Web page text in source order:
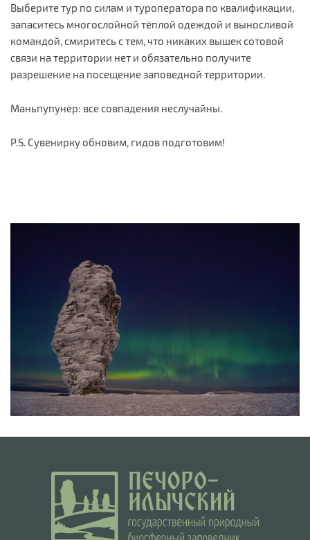
Выберите тур по силам и туроператора по квалификации,
запаситесь многослойной тёплой одеждой и выносливой
командой, смиритесь с тем, что никаких вышек сотовой
связи на территории нет и обязательно получите
разрешение на посещение заповедной территории.
Маньпупунёр: все совпадения неслучайны.
P.S. Сувенирку обновим, гидов подготовим!